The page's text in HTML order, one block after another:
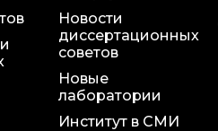
Новости
диссертационных
советов
Новые
лаборатории
Институт в СМИ